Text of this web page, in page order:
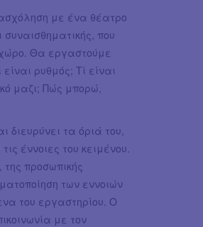
με ένα θέατρο
που
χώρο. Θα εργαστούμε
ρυθμός; Τί είναι
μαζι; Πώς μπορώ,
διευρύνει τα όριά του,
έννοιες του κειμένου.
προσωπικής
των εννοιών
του εργαστηρίου. Ο
με τον